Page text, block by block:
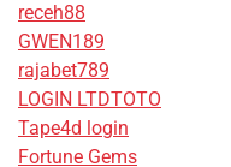
receh88
GWEN189
rajabet789
LOGIN LTDTOTO
Tape4d login
Fortune Gems